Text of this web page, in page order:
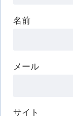
名前
メール
サイト